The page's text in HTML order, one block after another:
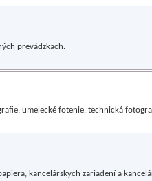
prevádzkach.
umelecké fotenie, technická
kancelárskych zariadení a